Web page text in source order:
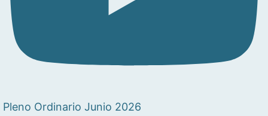
Pleno Ordinario Junio 2026